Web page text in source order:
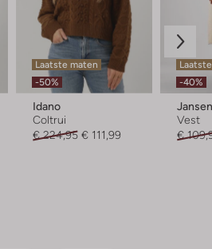
Laatste maten
-50%
Idano
Coltrui
€ 224,95 € 111,99
-40%
Vest
€